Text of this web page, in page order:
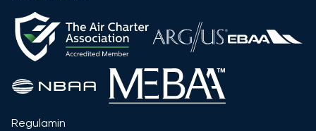
Regulamin